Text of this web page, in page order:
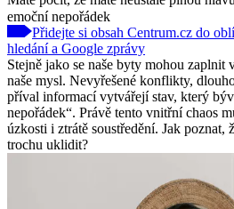
emoční nepořádek
Přidejte si obsah Centrum.cz do
hledání a Google zprávy
Stejně jako se naše byty mohou zaplnit
naše mysl. Nevyřešené konflikty,
příval informací vytvářejí stav, který
nepořádek“. Právě tento vnitřní chaos
úzkosti i ztrátě soustředění. Jak poznat,
trochu uklidit?